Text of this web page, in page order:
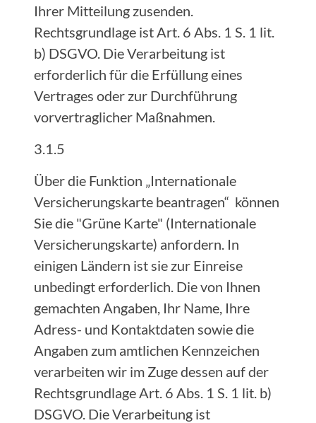
Ihrer Mitteilung zusenden.
Rechtsgrundlage ist Art. 6 Abs. 1 S. 1 lit.
b) DSGVO. Die Verarbeitung ist
erforderlich für die Erfüllung eines
Vertrages oder zur Durchführung
vorvertraglicher Maßnahmen.
3.1.5
Über die Funktion „Internationale
Versicherungskarte beantragen“ können
Sie die "Grüne Karte" (Internationale
Versicherungskarte) anfordern. In
einigen Ländern ist sie zur Einreise
unbedingt erforderlich. Die von Ihnen
gemachten Angaben, Ihr Name, Ihre
Adress- und Kontaktdaten sowie die
Angaben zum amtlichen Kennzeichen
verarbeiten wir im Zuge dessen auf der
Rechtsgrundlage Art. 6 Abs. 1 S. 1 lit. b)
DSGVO. Die Verarbeitung ist